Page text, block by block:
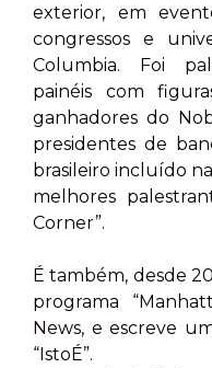
exterior, em
congressos e
Columbia. Foi
painéis com
ganhadores do
presidentes de
brasileiro incluído
melhores
Corner”.
É também, desde
programa
News, e escreve
“IstoÉ”.